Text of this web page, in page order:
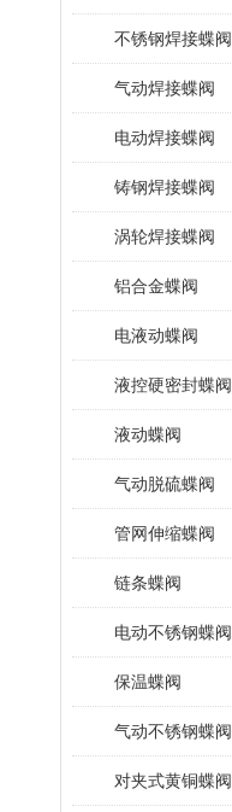
不锈钢焊接蝶阀
气动焊接蝶阀
电动焊接蝶阀
铸钢焊接蝶阀
涡轮焊接蝶阀
铝合金蝶阀
电液动蝶阀
液控硬密封蝶阀
液动蝶阀
气动脱硫蝶阀
管网伸缩蝶阀
链条蝶阀
电动不锈钢蝶阀
保温蝶阀
气动不锈钢蝶阀
对夹式黄铜蝶阀